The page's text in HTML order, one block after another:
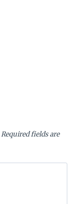
Required fields are